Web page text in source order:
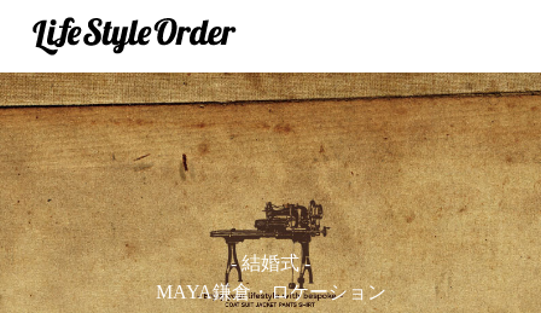
- 結婚式 -
MAYA鎌倉・ロケーション